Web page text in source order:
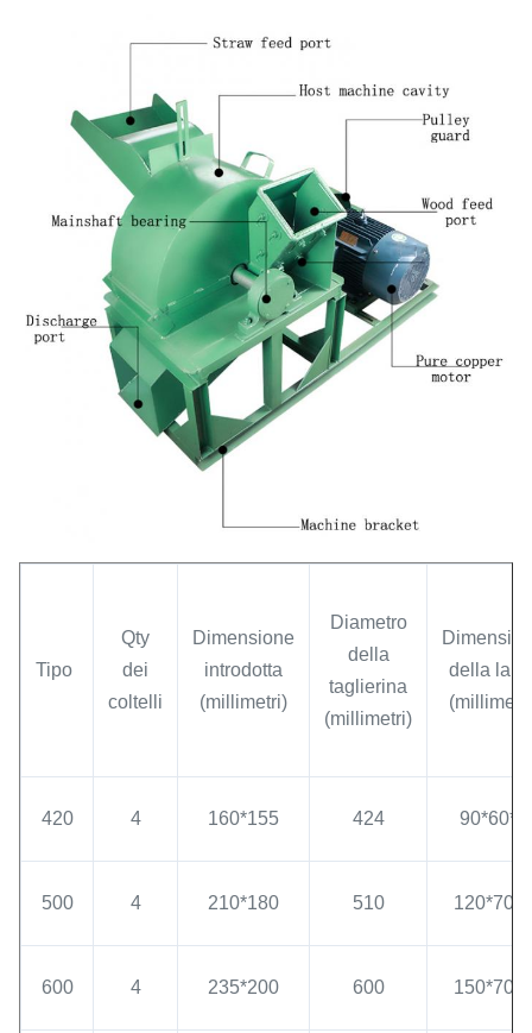
Tipo
Qty
dei
coltelli
Dimensione
introdotta
(millimetri)
Diametro
della
taglierina
(millimetri)
della
420 4 160*155 424 90*60*8
500 4 210*180 510 120*70*8
600 4 235*200 600 150*70*8